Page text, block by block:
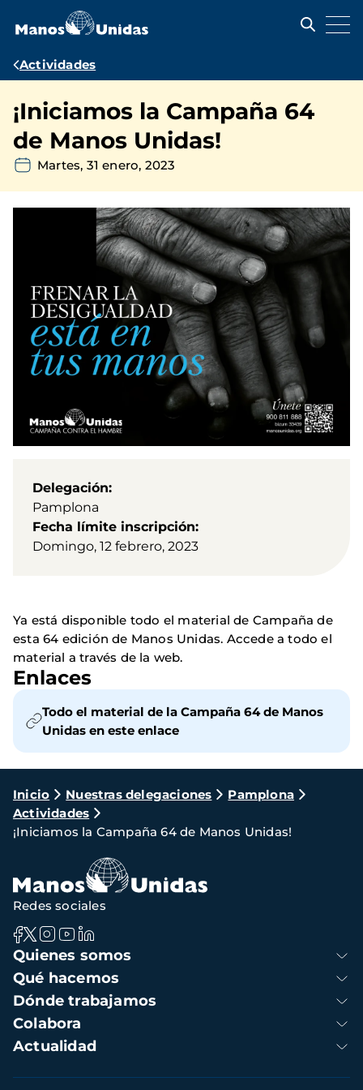
contenido
Ruta
navegación
Actividades
¡Iniciamos la Campaña 64
de Manos Unidas!
Martes, 31 enero, 2023
Delegación
Pamplona
Fecha límite inscripción
Domingo, 12 febrero, 2023
Ya está disponible todo el material de Campaña de
esta 64 edición de Manos Unidas. Accede a todo el
material a través de la web.
Enlaces
Todo el material de la Campaña 64 de Manos
Unidas en este enlace
Ruta
de
navegación
Inicio Nuestras delegaciones
Pamplona
Actividades
¡Iniciamos la Campaña 64 de Manos Unidas!
Navegación
principal
Quienes somos
Qué hacemos
Dónde trabajamos
Colabora
Actualidad
Redes sociales